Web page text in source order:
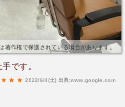
著作権で保護されている場合があります。
です。
2022/6/4(土) 出典:www.google.com